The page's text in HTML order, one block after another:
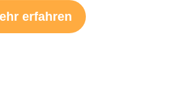
erfahren